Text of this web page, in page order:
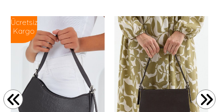
Ücretsiz
Kargo